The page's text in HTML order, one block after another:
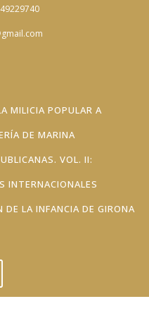
MILICIA POPULAR A
DE MARINA
VOL. II:
INTERNACIONALES
DE LA INFANCIA DE GIRONA